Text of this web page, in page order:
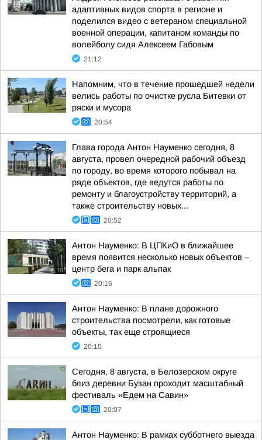
адаптивных видов спорта в регионе и
поделился видео с ветераном специальной
военной операции, капитаном команды по
волейболу сидя Алексеем Габовым
21:12
Напомним, что в течение прошедшей недели
велись работы по очистке русла Битевки от
ряски и мусора
20:54
Глава города Антон Науменко сегодня, 8
августа, провел очередной рабочий объезд
по городу, во время которого побывал на
ряде объектов, где ведутся работы по
ремонту и благоустройству территорий, а
также строительству новых...
20:52
Антон Науменко: В ЦПКиО в ближайшее
время появится несколько новых объектов –
центр бега и парк альпак
20:16
Антон Науменко: В плане дорожного
строительства посмотрели, как готовые
объекты, так еще строящиеся
20:10
Сегодня, 8 августа, в Белозерском округе
близ деревни Бузан проходит масштабный
фестиваль «Едем на Савин»
20:07
Антон Науменко: В рамках субботнего выезда